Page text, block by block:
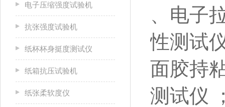
电子压缩强度试验机
抗张强度试验机
纸杯杯身挺度测试仪
纸箱抗压试验机
纸张柔软度仪
、电子
性测试
面胶持
测试仪